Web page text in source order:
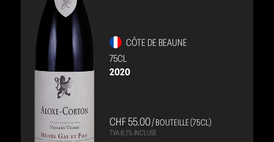
CÔTE DE BEAUNE
75CL
2020
CHF 55.00/ BOUTEILLE (75CL)